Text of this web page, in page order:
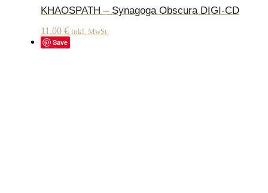
KHAOSPATH – Synagoga Obscura DIGI-CD
11,00 € inkl. MwSt.
Save